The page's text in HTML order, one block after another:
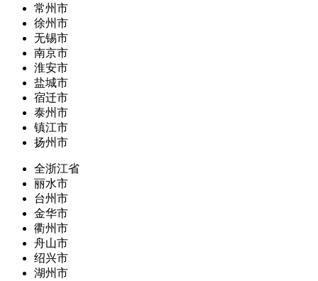
常州市
徐州市
无锡市
南京市
淮安市
盐城市
宿迁市
泰州市
镇江市
扬州市
全浙江省
丽水市
台州市
金华市
衢州市
舟山市
绍兴市
湖州市